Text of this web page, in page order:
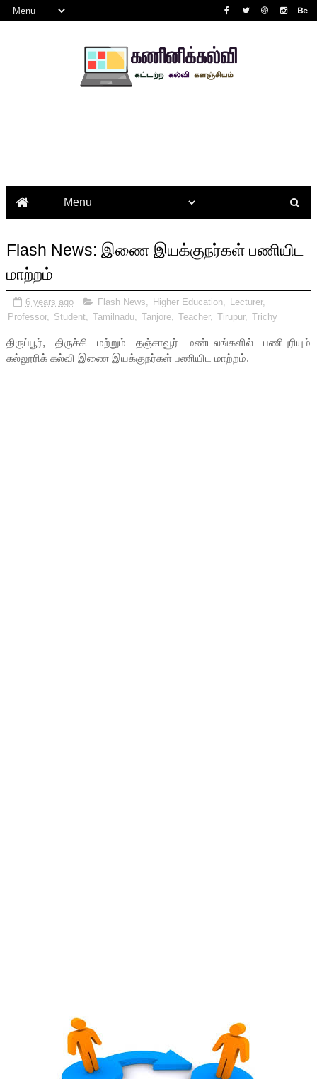
Flash News: இணை இயக்குநர்கள் பணியிட
மாற்றம்
6 years ago Flash News Higher Education, Lecturer,
Professor, Student Tamilnadu Tanjore, Teacher, Tirupur, Trichy
திருப்பூர், திருச்சி மற்றும் தஞ்சாவூர் மண்டலங்களில் பணிபுரியும்
கல்லூரிக் கல்வி இணை இயக்குநர்கள் பணியிட மாற்றம்.